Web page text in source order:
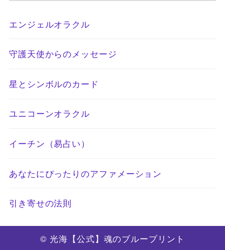
エンジェルオラクル
守護天使からのメッセージ
星とシンボルのカード
ユニコーンオラクル
イーチン（易占い）
あなたにぴったりのアファメーション
引き寄せの法則
© 光海【公式】魂のブループリント